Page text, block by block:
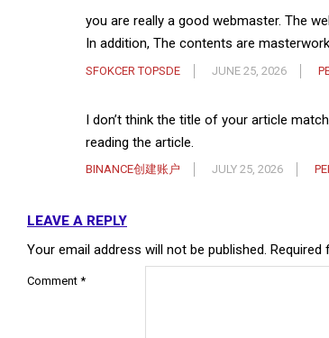
you are really a good webmaster. The
In addition, The contents are
SFOKCER TOPSDE JUNE 25, 2026
I don’t think the title of your article
reading the article.
BINANCE创建账户 JULY 25, 2026
LEAVE A REPLY
Your email address will not be published. Required
Comment *